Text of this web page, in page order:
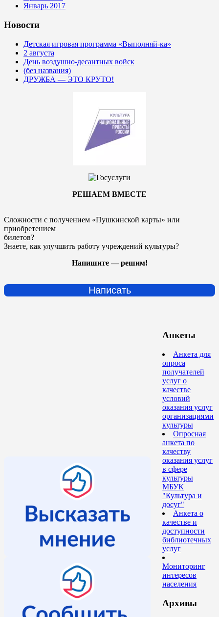
Январь 2017
Новости
Детская игровая программа «Выполняй-ка»
2 августа
День воздушно-десантных войск
(без названия)
ДРУЖБА — ЭТО КРУТО!
РЕШАЕМ ВМЕСТЕ
Сложности с получением «Пушкинской карты» или
приобретением
билетов?
Знаете, как улучшить работу учреждений культуры?
Напишите — решим!
Написать
Анкеты
Анкета для
опроса
получателей
услуг о
качестве
условий
оказания услуг
организациями
культуры
Опросная
анкета по
качеству
оказания услуг
в сфере
культуры
МБУК
"Культура и
досуг"
Анкета о
качестве и
доступности
библиотечных
услуг
Мониторинг
интересов
населения
Архивы